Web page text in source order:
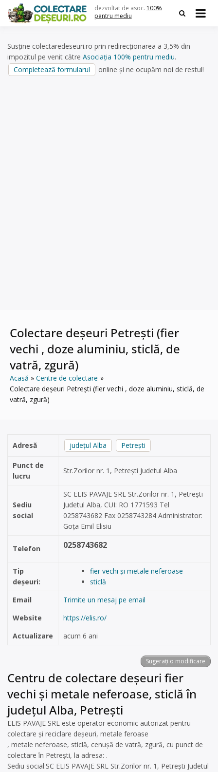
content
dezvoltat de asoc. 100%
pentru mediu
Susține colectaredeseuri.ro prin redirecționarea a 3,5% din
impozitul pe venit către Asociația 100% pentru mediu.
Completează formularul
online și ne ocupăm noi de restul!
Colectare deșeuri Petrești (fier
vechi , doze aluminiu, sticlă, de
vatră, zgură)
Acasă
Centre de colectare
Colectare deșeuri Petrești (fier vechi , doze aluminiu, sticlă, de
vatră, zgură)
Adresă județul Alba Petrești
Punct de
lucru
Str.Zorilor nr. 1, Petrești Judetul Alba
Sediu
social
SC ELIS PAVAJE SRL Str.Zorilor nr. 1, Petrești
Judetul Alba, CUI: RO 1771593 Tel
0258743682 Fax 0258743284 Administrator:
Goța Emil Elisiu
Telefon 0258743682
Tip
deșeuri:
fier vechi și metale neferoase
sticlă
Email
Trimite un mesaj pe email
Website
https://elis.ro/
Actualizare
acum 6 ani
Sugerați o modificare
Centru de colectare deșeuri fier
vechi și metale neferoase, sticlă în
județul Alba, Petrești
ELIS PAVAJE SRL este operator economic autorizat pentru
colectare și reciclare deșeuri, metale feroase
, metale neferoase, sticlă, cenușă de vatră, zgură, cu punct de
colectare în Petrești, la adresa: .
Sediu social:SC ELIS PAVAJE SRL Str.Zorilor nr. 1, Petrești Judetul